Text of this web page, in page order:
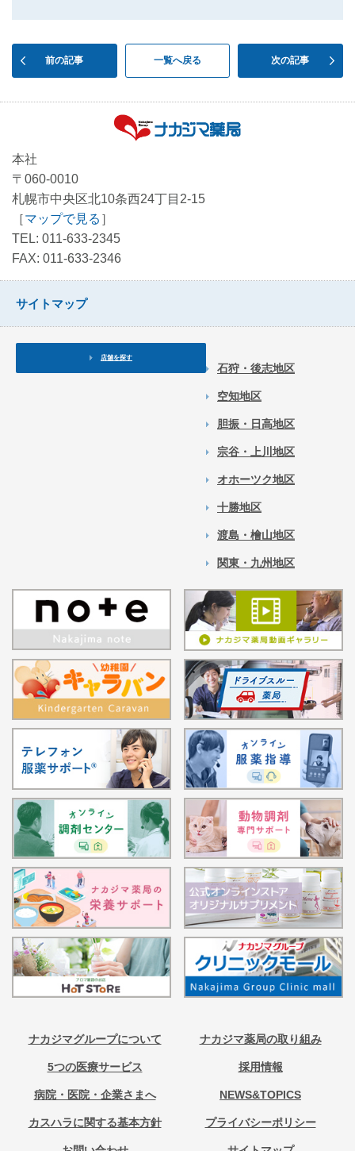
前の記事 一覧へ戻る 次の記事
本社
〒060-0010
札幌市中央区北10条西24丁目2-15
［マップで見る ］
TEL: 011-633-2345
FAX: 011-633-2346
サイトマップ
店舗を探す
石狩・後志地区
空知地区
胆振・日高地区
宗谷・上川地区
オホーツク地区
十勝地区
渡島・檜山地区
関東・九州地区
ナカジマグループについて ナカジマ薬局の取り組み
5つの医療サービス 採用情報
病院・医院・企業さまへ NEWS&TOPICS
カスハラに関する基本方針 プライバシーポリシー